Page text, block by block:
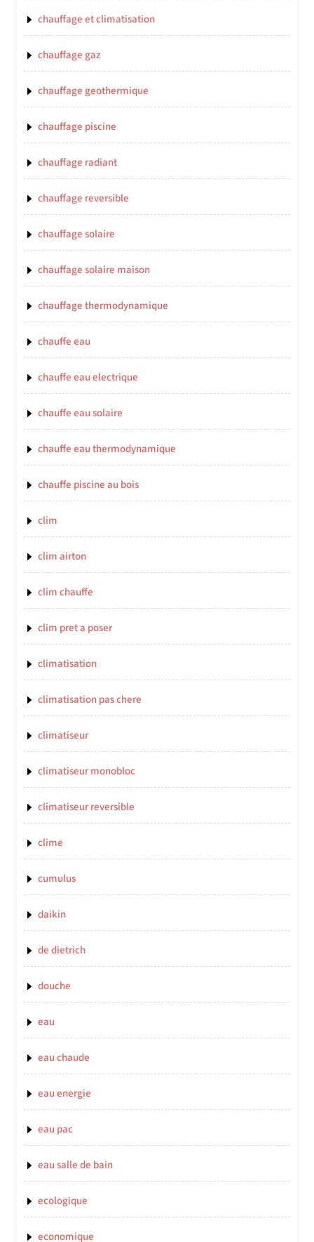
chauffage et climatisation
chauffage gaz
chauffage geothermique
chauffage piscine
chauffage radiant
chauffage reversible
chauffage solaire
chauffage solaire maison
chauffage thermodynamique
chauffe eau
chauffe eau electrique
chauffe eau solaire
chauffe eau thermodynamique
chauffe piscine au bois
clim
clim airton
clim chauffe
clim pret a poser
climatisation
climatisation pas chere
climatiseur
climatiseur monobloc
climatiseur reversible
clime
cumulus
daikin
de dietrich
douche
eau
eau chaude
eau energie
eau pac
eau salle de bain
ecologique
economique